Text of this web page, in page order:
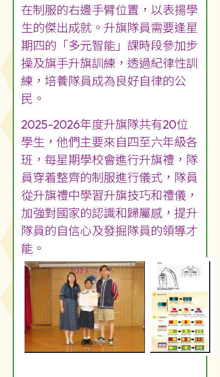
在制服的右邊手臂位置，以表揚學
生的傑出成就。升旗隊員需要逢星
期四的「多元智能」課時段參加步
操及旗手升旗訓練，透過紀律性訓
練，培養隊員成為良好自律的公
民。
2025-2026年度升旗隊共有20位
學生，他們主要來自四至六年級各
班，每星期學校會進行升旗禮，隊
員穿着整齊的制服進行儀式，隊員
從升旗禮中學習升旗技巧和禮儀，
加強對國家的認識和歸屬感，提升
隊員的自信心及發掘隊員的領導才
能。